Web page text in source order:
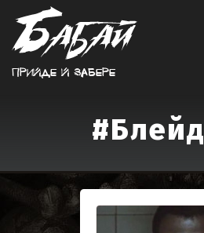
Прийде й забере
#Блейд